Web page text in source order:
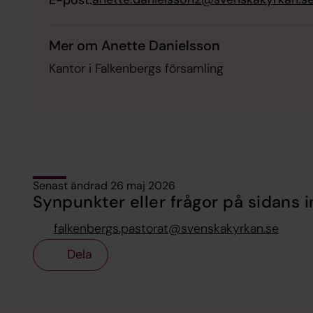
Mer om Anette Danielsson
Kantor i Falkenbergs församling
Senast ändrad 26 maj 2026
Synpunkter eller frågor på sidans
falkenbergs.pastorat@svenskakyrkan.se
Dela